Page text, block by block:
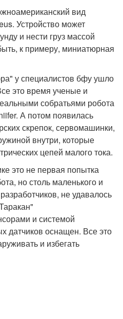
вид
Устройство может
и нести груз массой
к примеру, миниатюрная
у специалистов бфу ушло
это время ученые и
собратьями робота
А потом появилась
скрепок, сервомашинки,
внутри, которые
цепей малого тока.
это не первая попытка
но столь маленького и
не удавалось
и системой
датчиков оснащен. Все это
и избегать